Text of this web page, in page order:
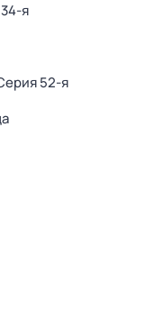
я
52-я